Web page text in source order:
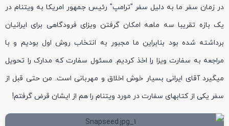
در زمان سفر ما به دلیل سفر "ترامپ" رئیس جمهور امریکا به ویتنام در
یک بازه تقریبا سه ماهه امکان گرفتن ویزای فرودگاهی برای ایرانیان
برداشته شده بود بنابراین ما مجبور به انتخاب روش اول بودیم و با
مراجعه به سفارت ویزا را اخذ کردیم. مسئول سفارت که مدارک را تحویل
میگیرد آقای ایرانی بسیار خوش اخلاق و مهربانی است. من حتی قبل از
سفر یکی از کتابهای سفارت در مورد ویتنام را هم از ایشان قرض گرفتم!